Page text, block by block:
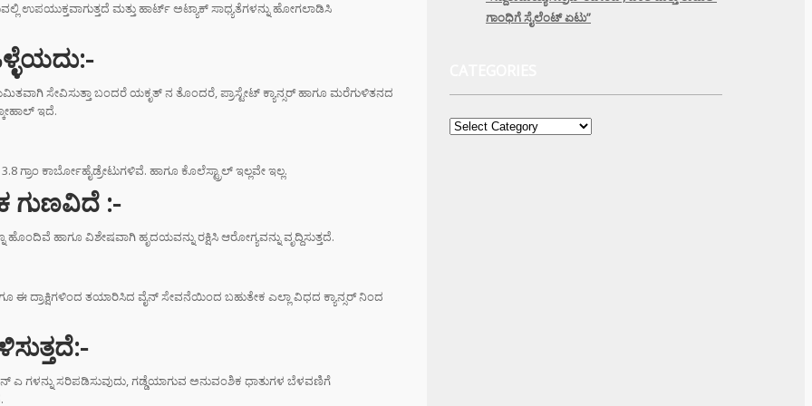
ಸೀಕ್ರೆಟ್
ಡಿಕೆಶಿ ಮತ್ತು
ಗಾಂಧಿಗೆ
ಏಟು”
ಅವರು
ಘೋಷಣೆ –
ಸಿಎಂ?
ಕಡಿಮೆ
ಬಗ್ಗೆ
ಉಪಯುಕ್ತವಾಗುತ್ತದೆ ಮತ್ತು ಹಾರ್ಟ್ ಅಟ್ಯಾಕ್ ಸಾಧ್ಯತೆಗಳನ್ನು ಹೋಗಲಾಡಿಸಿ
:-
ಸೇವಿಸುತ್ತಾ ಬಂದರೆ ಯಕೃತ್ ನ ತೊಂದರೆ, ಪ್ರಾಸ್ಟೇಟ್ ಕ್ಯಾನ್ಸರ್ ಹಾಗೂ ಮರೆಗುಳಿತನದ
ಇದೆ.
ಕಾರ್ಬೋಹೈಡ್ರೇಟುಗಳಿವೆ. ಹಾಗೂ ಕೊಲೆಸ್ಟ್ರಾಲ್ ಇಲ್ಲವೇ ಇಲ್ಲ.
ಗುಣವಿದೆ :-
ಹಾಗೂ ವಿಶೇಷವಾಗಿ ಹೃದಯವನ್ನು ರಕ್ಷಿಸಿ ಆರೋಗ್ಯವನ್ನು ವೃದ್ದಿಸುತ್ತದೆ.
ಈ ದ್ರಾಕ್ಷಿಗಳಿಂದ ತಯಾರಿಸಿದ ವೈನ್ ಸೇವನೆಯಿಂದ ಬಹುತೇಕ ಎಲ್ಲಾ ವಿಧದ ಕ್ಯಾನ್ಸರ್ ನಿಂದ
ಎ ಗಳನ್ನು ಸರಿಪಡಿಸುವುದು, ಗಡ್ಡೆಯಾಗುವ ಅನುವಂಶಿಕ ಧಾತುಗಳ ಬೆಳವಣಿಗೆ
ಗಾಂಧಿಗೆ ಸೈಲೆಂಟ್ ಏಟು”
Categories